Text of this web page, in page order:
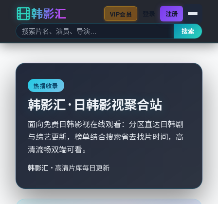
韩影汇
搜索
VIP会员 注册
热播收录
韩影汇 · 日韩影视聚合站
面向免费日韩影视在线观看：分区直达日韩剧
与综艺更新，榜单结合搜索省去找片时间，高
清流畅双端可看。
韩影汇 · 高清片库每日更新